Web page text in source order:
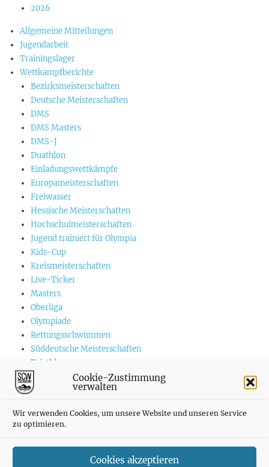
Cookie-Zustimmung
verwalten
Wir verwenden Cookies, um unsere Website und unseren Service
zu optimieren.
Cookies akzeptieren
2026
Allgemeine Mitteilungen
Jugendarbeit
Trainingslager
Wettkampfberichte
Bezirksmeisterschaften
Deutsche Meisterschaften
DMS
DMS Masters
DMS-J
Duathlon
Einladungswettkämpfe
Europameisterschaften
Freiwasser
Hessische Meisterschaften
Hochschulmeisterschaften
Jugend trainiert für Olympia
Kids-Cup
Kreismeisterschaften
Live-Ticker
Masters
Oberliga
Olympiade
Rettungsschwimmen
Süddeutsche Meisterschaften
Triathlon
US-Championships
Vereinswettkämpfe